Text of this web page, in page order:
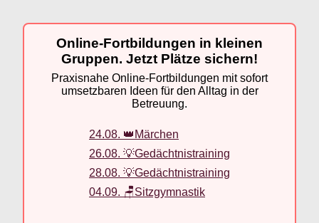
Online-Fortbildungen in kleinen
Gruppen. Jetzt Plätze sichern!
Praxisnahe Online-Fortbildungen mit sofort
umsetzbaren Ideen für den Alltag in der
Betreuung.
24.08. 👑Märchen
26.08. 💡Gedächtnistraining
28.08. 💡Gedächtnistraining
04.09. 🪑Sitzgymnastik